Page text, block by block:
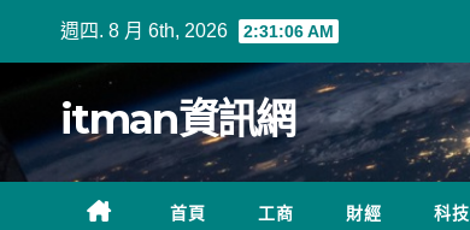
週四. 8 月 6th, 2026 2:31:07 AM
itman資訊網
首頁 工商 財經 科技